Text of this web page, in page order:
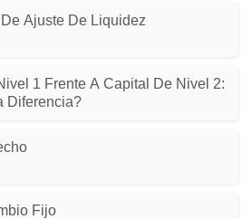
Ajuste De Liquidez
1 Frente A Capital De Nivel 2:
Diferencia?
Fijo